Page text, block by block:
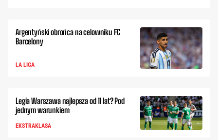
Argentyński obrońca na celowniku FC
Barcelony
LA LIGA
Legia Warszawa najlepsza od 11 lat? Pod
jednym warunkiem
EKSTRAKLASA